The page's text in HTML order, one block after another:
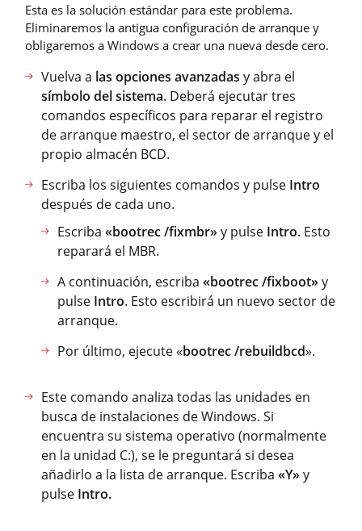
Esta es la solución estándar para este problema.
Eliminaremos la antigua configuración de arranque y
obligaremos a Windows a crear una nueva desde cero.
Vuelva a las opciones avanzadas y abra el
símbolo del sistema. Deberá ejecutar tres
comandos específicos para reparar el registro
de arranque maestro, el sector de arranque y el
propio almacén BCD.
Escriba los siguientes comandos y pulse Intro
después de cada uno.
Escriba «bootrec /fixmbr»y pulse Intro. Esto
reparará el MBR.
A continuación, escriba «bootrec /fixboot»y
pulse Intro. Esto escribirá un nuevo sector de
arranque.
Por último, ejecute «bootrec /rebuildbcd».
Este comando analiza todas las unidades en
busca de instalaciones de Windows. Si
encuentra su sistema operativo (normalmente
en la unidad C:), se le preguntará si desea
añadirlo a la lista de arranque. Escriba «Y»y
pulse Intro.